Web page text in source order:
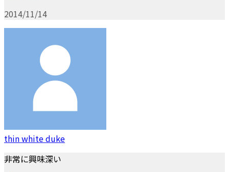
2014/11/14
thin white duke
非常に興味深い